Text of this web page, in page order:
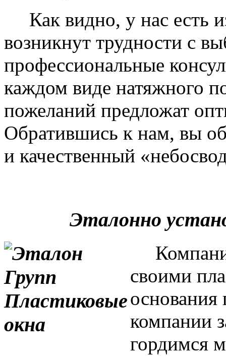
Как видно, у нас есть
возникнут трудности с
профессиональные
каждом виде натяжного
пожеланий предложат
Обратившись к нам, вы
и качественный
Эталонно
своими
основания
компании
гордимся